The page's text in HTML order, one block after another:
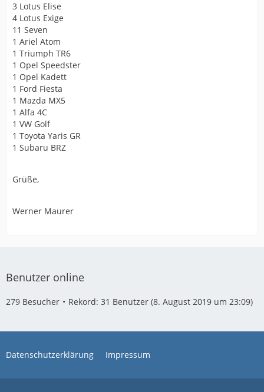
3 Lotus Elise
4 Lotus Exige
11 Seven
1 Ariel Atom
1 Triumph TR6
1 Opel Speedster
1 Opel Kadett
1 Ford Fiesta
1 Mazda MX5
1 Alfa 4C
1 VW Golf
1 Toyota Yaris GR
1 Subaru BRZ
Grüße,
Werner Maurer
Benutzer online
279 Besucher Rekord: 31 Benutzer (8. August 2019 um 23:09)
Datenschutzerklärung Impressum